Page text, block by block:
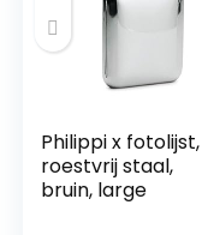
Philippi x fotolijst,
roestvrij staal,
bruin, large